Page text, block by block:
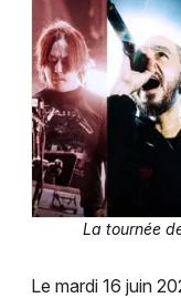
La tournée
Le mardi 16 juin